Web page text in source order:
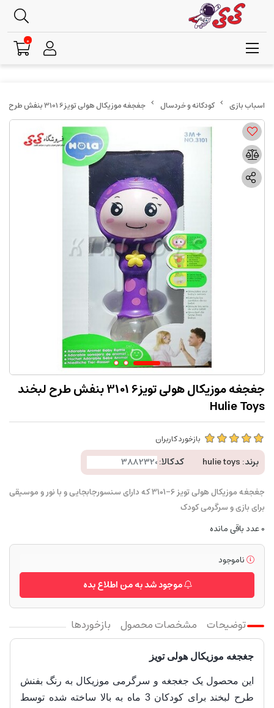
کودکانه و خردسال جغجغه موزیکال هولی تویز6 3101 بنفش طرح لبخند Hulie Toys
جغجغه موزیکال هولی تویز6 3101 بنفش طرح لبخند
Hulie Toys
بازخورد کاربران
برند: hulie toys کدکالا:
جغجغه موزیکال هولی تویز 6-3101 که دارای سنسورجابجایی و با نور و موسیقی
برای بازی و سرگرمی کودک
0عدد باقی مانده
ناموجود
موجود شد به من اطلاع بده
توضیحات مشخصات محصول بازخوردها
جغجغه موزیکال هولی تویز
این محصول یک جغجغه و سرگرمی موزیکال به رنگ بفنش
طرح لبخند برای کودکان 3 ماه به بالا ساخته شده توسط
0